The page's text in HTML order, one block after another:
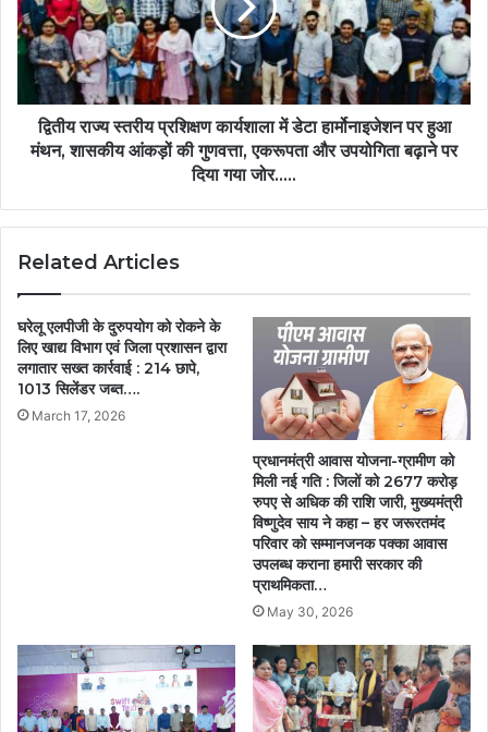
कार्यशाला
में
डेटा
हार्मोनाइजेशन
पर
मंथन,
की
एकरूपता
बढ़ाने
पर
दिया
गया
जोर…..
द्वितीय राज्य स्तरीय प्रशिक्षण कार्यशाला में डेटा हार्मोनाइजेशन पर हुआ
मंथन, शासकीय आंकड़ों की गुणवत्ता, एकरूपता और उपयोगिता बढ़ाने पर
दिया गया जोर…..
Related Articles
घरेलू एलपीजी के दुरुपयोग को रोकने के
लिए खाद्य विभाग एवं जिला प्रशासन द्वारा
लगातार सख्त कार्रवाई : 214 छापे,
1013 सिलेंडर जब्त….
March 17, 2026
प्रधानमंत्री आवास योजना-ग्रामीण को
मिली नई गति : जिलों को 2677 करोड़
रुपए से अधिक की राशि जारी, मुख्यमंत्री
विष्णुदेव साय ने कहा – हर जरूरतमंद
परिवार को सम्मानजनक पक्का आवास
उपलब्ध कराना हमारी सरकार की
प्राथमिकता…
May 30, 2026